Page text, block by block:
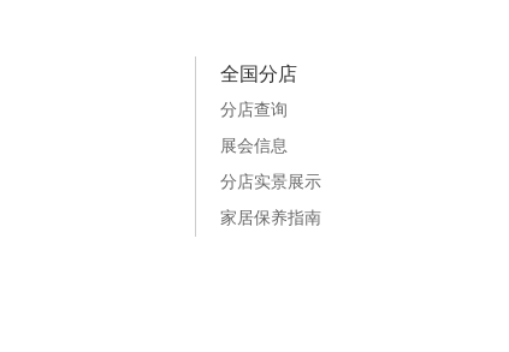
全国分店
分店查询
展会信息
分店实景展示
家居保养指南